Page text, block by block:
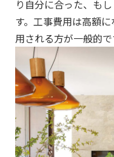
り自分に合った、も
す。工事費用は高額
用される方が一般的で